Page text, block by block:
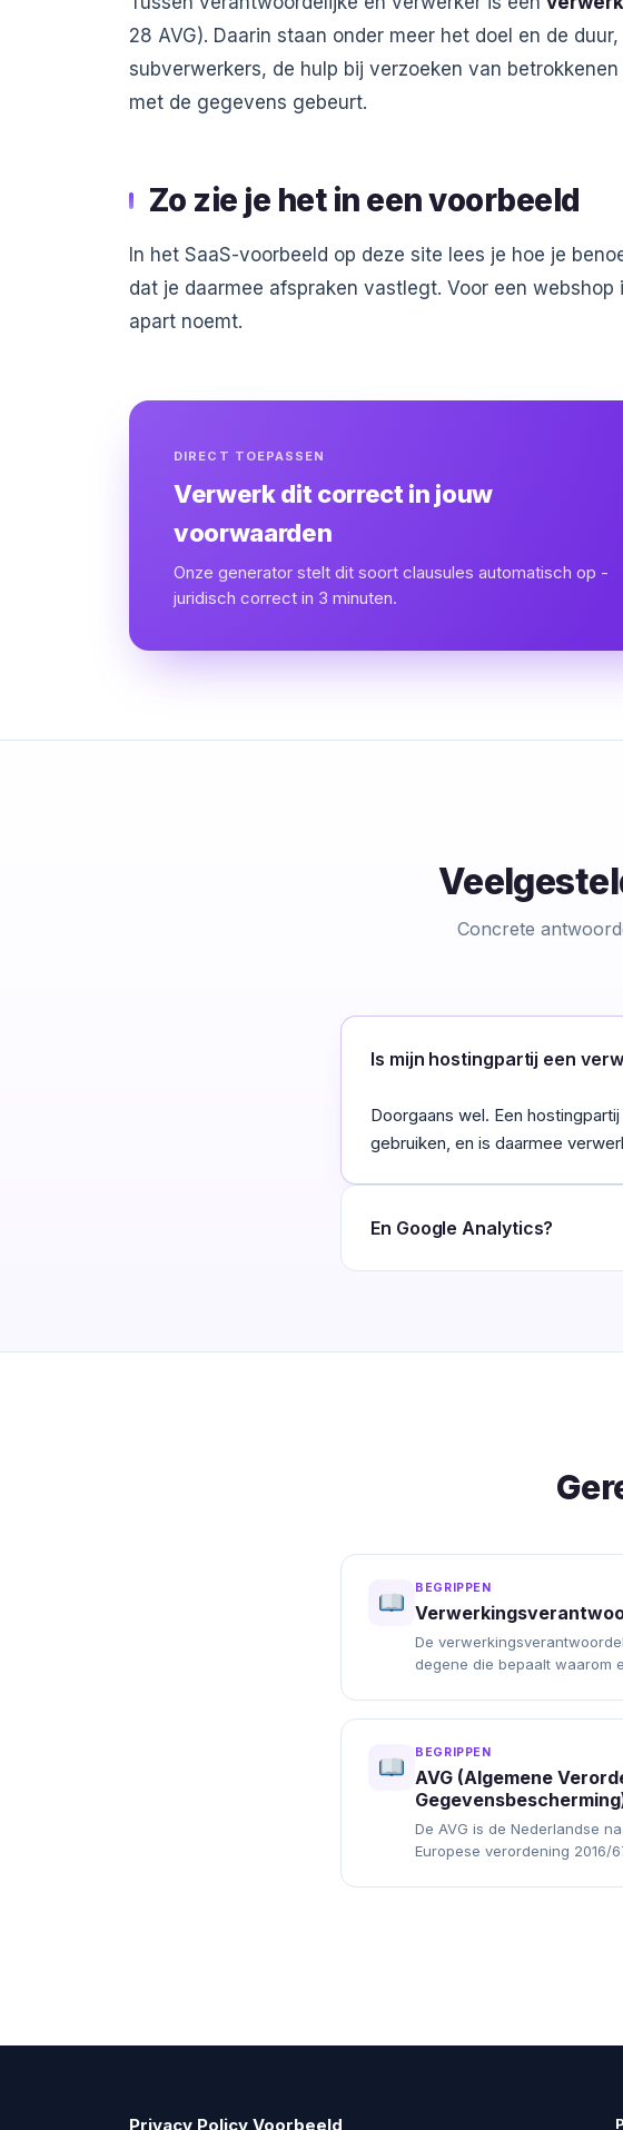
28 AVG). Daarin staan onder meer het doel en de
subverwerkers, de hulp bij verzoeken van
met de gegevens gebeurt.
Zo zie je het in een voorbeeld
In het SaaS-voorbeeld op deze site lees je hoe je
dat je daarmee afspraken vastlegt. Voor een webshop
apart noemt.
DIRECT TOEPASSEN
Verwerk dit correct in jouw
voorwaarden
Onze generator stelt dit soort clausules automatisch op -
juridisch correct in 3 minuten.
Concrete
Is mijn hostingpartij een
Doorgaans wel. Een
gebruiken, en is daarmee
En Google Analytics?
BEGRIPPEN
De
degene die bepaalt waarom
BEGRIPPEN
AVG (Algemene
De AVG is de Nederlandse
Europese verordening 2016/
Privacy Policy Voorbeeld